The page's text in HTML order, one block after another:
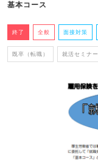
基本コース
終了 全般 面接対策
既卒（転職） 就活セミナー